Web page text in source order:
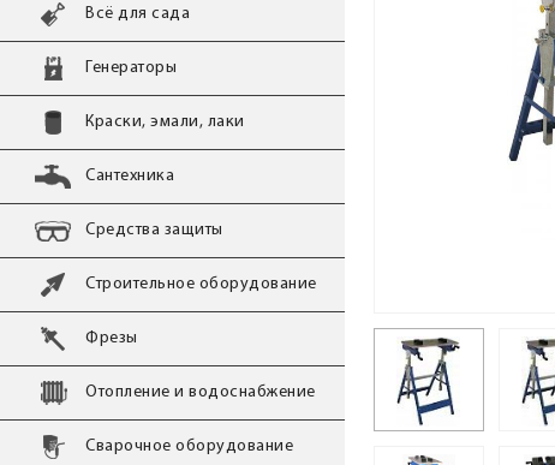
Всё для сада
Генераторы
Краски, эмали, лаки
Сантехника
Средства защиты
Строительное оборудование
Фрезы
Отопление и водоснабжение
Сварочное оборудование